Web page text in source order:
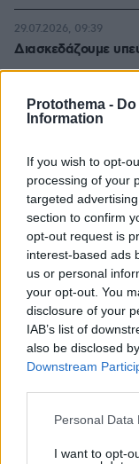
Protothema -
Information
If you wish to opt-
processing of your
targeted
section to confirm
opt-out request is
interest-based ads
us or personal
your opt-out. You
disclosure of your
IAB’s list of
also be disclosed
Downstream
Please note that
not limited to your
Personal Data
I want to opt-
Διασκεδάζουμε
29.07.2026, 09:39
ΡΟΗ
Ολική έκλειψη
ετοιμάζεται για
πριν 2 λεπτά
Σούσι στο σπίτι;
(+συνταγή)
πριν 9 λεπτά
«Κόκκινος»
λόγω πολύ υψηλού
Red Code
πριν 17 λεπτά
Μεγάλη φωτιά
πριν 28 λεπτά
09.08.2026, 06:00